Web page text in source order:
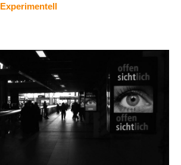
Experimentell